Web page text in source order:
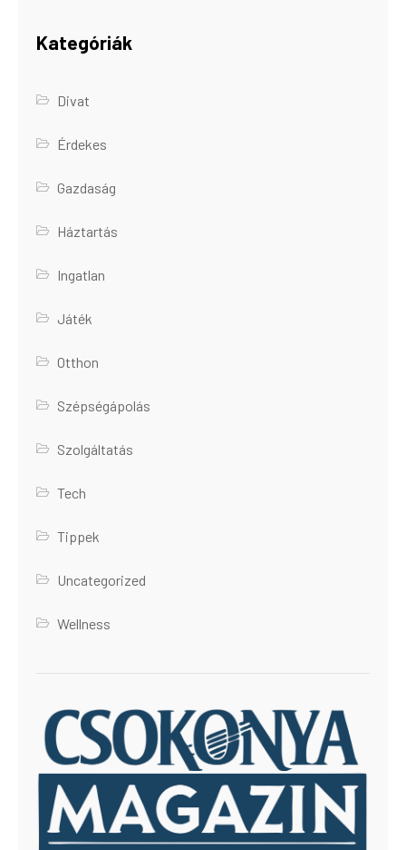
Kategóriák
Divat
Érdekes
Gazdaság
Háztartás
Ingatlan
Játék
Otthon
Szépségápolás
Szolgáltatás
Tech
Tippek
Uncategorized
Wellness